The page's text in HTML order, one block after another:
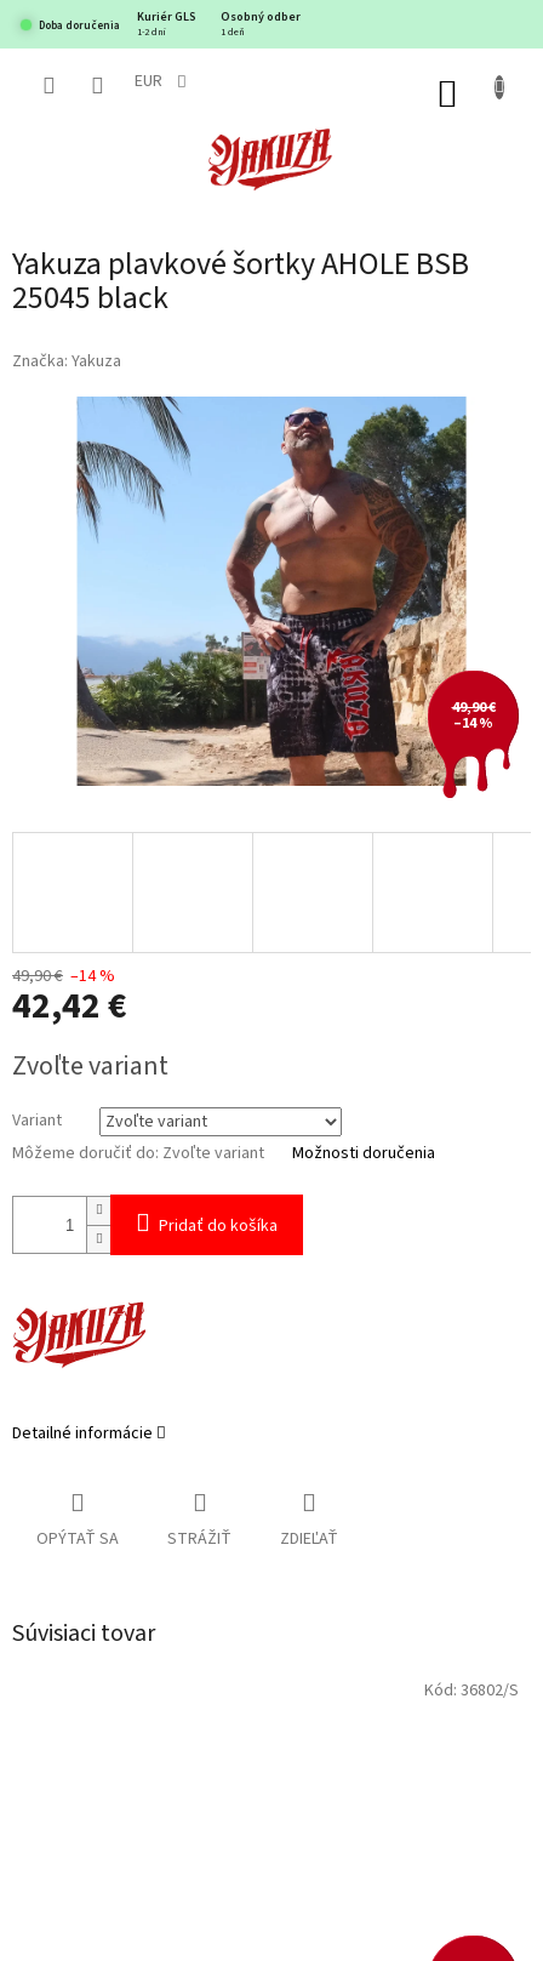
obsah
Doba doručenia
Kuriér GLS Osobný odber
1-2 dni 1 deň
EUR
Yakuza plavkové šortky AHOLE BSB
25045 black
Značka: Yakuza
49,90 €
–14 %
49,90 € –14 %
42,42 €
cena:
Zvoľte variant
Variant
Môžeme doručiť do: Zvoľte variant Možnosti doručenia
Pridať do košíka
Detailné informácie
OPÝTAŤ SA STRÁŽIŤ ZDIEĽAŤ
Súvisiaci tovar
Kód: 36802/S